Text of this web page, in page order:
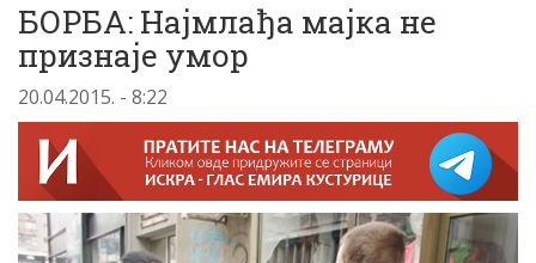
БОРБА: Најмлађа мајка не
признаје умор
20.04.2015. - 8:22